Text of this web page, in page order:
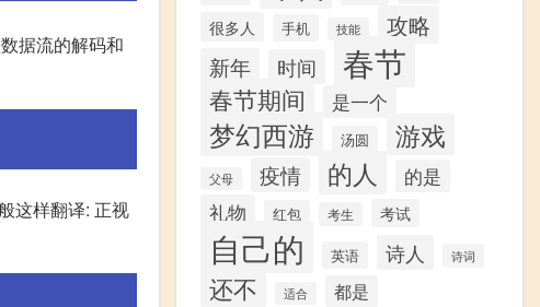
据流的解码和
这样翻译: 正视
很多人 手机 技能 攻略
新年 时间 春节
春节期间 是一个
梦幻西游 汤圆 游戏
父母 疫情 的人 的是
礼物 红包 考生 考试
自己的 英语 诗人 诗词
还不 适合 都是